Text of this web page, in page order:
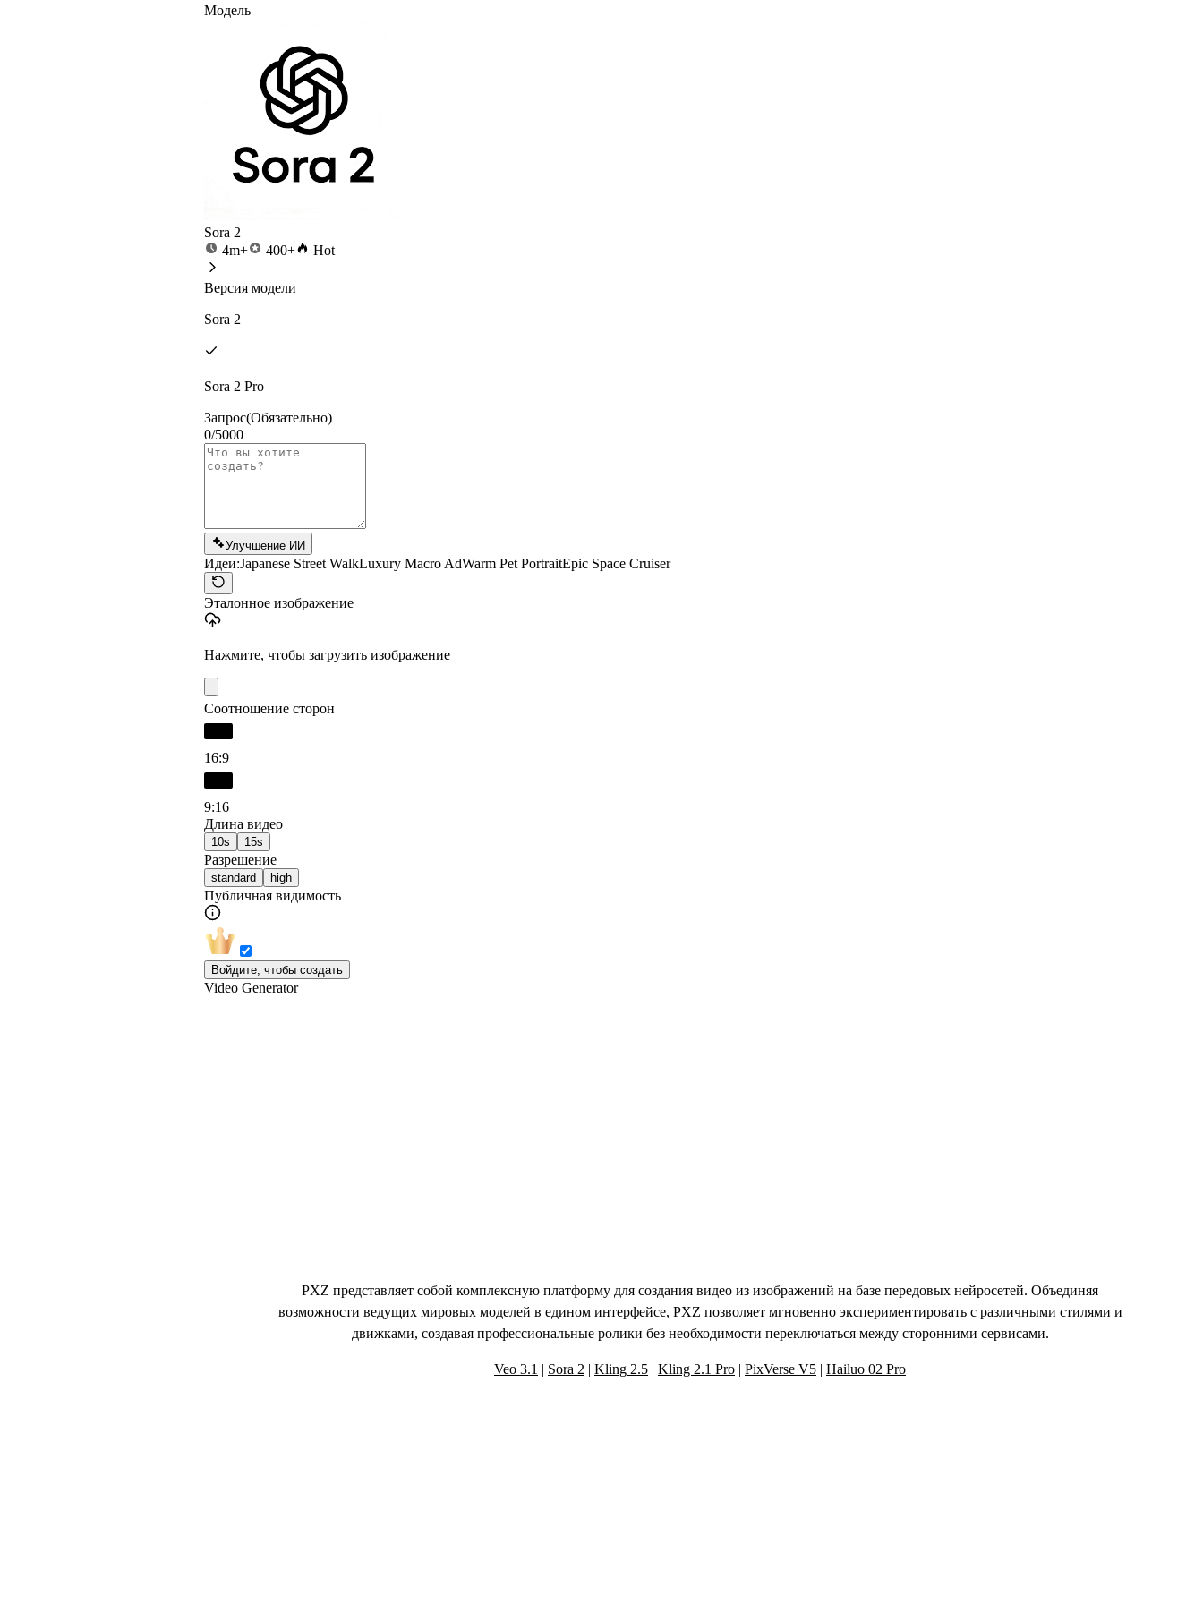
Модель
Sora 2
4m+
400+ Hot
Версия модели
Sora 2
Sora 2 Pro
Запрос(Обязательно)
0/5000
Улучшение ИИ
Идеи:Japanese Street WalkLuxury Macro AdWarm Pet PortraitEpic Space Cruiser
Эталонное изображение
Нажмите, чтобы загрузить изображение
Соотношение сторон
16:9
9:16
Длина видео
10s 15s
Разрешение
standard high
Публичная видимость
Войдите, чтобы создать
Video Generator
PXZ представляет собой комплексную платформу для создания видео из изображений на базе передовых нейросетей. Объединяя
возможности ведущих мировых моделей в едином интерфейсе, PXZ позволяет мгновенно экспериментировать с различными стилями и
движками, создавая профессиональные ролики без необходимости переключаться между сторонними сервисами.
Veo 3.1 | Sora 2 | Kling 2.5 | Kling 2.1 Pro | PixVerse V5 | Hailuo 02 Pro